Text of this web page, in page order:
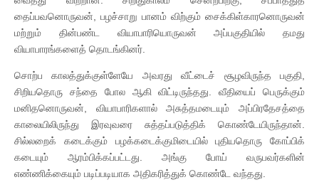
தைப்பவனொருவன், பழச்சாறு பானம் விற்கும் சைக்கிள்காரனொருவன்
மற்றும் தின்பண்ட வியாபாரியொருவன் அப்பகுதியில் தமது
வியாபாரங்களைத் தொடங்கினர்.
சொற்ப காலத்துக்குள்ளேயே அவரது வீட்டைச் சூழவிருந்த பகுதி,
சிறியதொரு சந்தை போல ஆகி விட்டிருந்தது. வீதியைப் பெருக்கும்
மனிதனொருவன், வியாபாரிகளால் அசுத்தமடையும் அப்பிரதேசத்தை
காலையிலிருந்து இரவுவரை சுத்தப்படுத்திக் கொண்டேயிருந்தான்.
சில்லறைக் கடைக்கும் பழக்கடைக்குமிடையில் புதியதொரு கோப்பிக்
கடையும் ஆரம்பிக்கப்பட்டது. அங்கு போய் வருபவர்களின்
எண்ணிக்கையும் படிப்படியாக அதிகரித்துக் கொண்டே வந்தது.